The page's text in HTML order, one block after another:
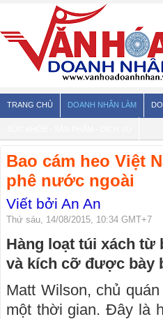
TRANG CHỦ DOANH NHÂN LÀM
Bao cám heo Việt
phê nước ngoài
Viết bởi An An
Thứ sáu, 14/08/2015, 10:34 GMT+7
Hàng loạt túi xách từ
và kích cỡ được bày
Matt Wilson, chủ
một thời gian. Đây là